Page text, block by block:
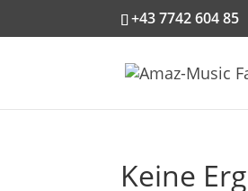
+43 7742 604 85
Keine